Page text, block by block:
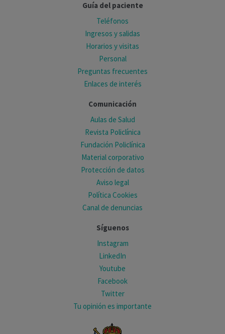
Guía del paciente
Teléfonos
Ingresos y salidas
Horarios y visitas
Personal
Preguntas frecuentes
Enlaces de interés
Comunicación
Aulas de Salud
Revista Policlínica
Fundación Policlínica
Material corporativo
Protección de datos
Aviso legal
Política Cookies
Canal de denuncias
Síguenos
Instagram
LinkedIn
Youtube
Facebook
Twitter
Tu opinión es importante